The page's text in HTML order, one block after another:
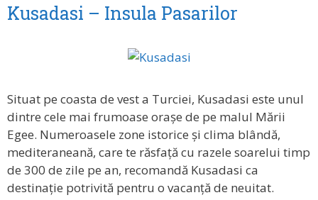
Kusadasi – Insula Pasarilor
Situat pe coasta de vest a Turciei, Kusadasi este unul
dintre cele mai frumoase orașe de pe malul Mării
Egee. Numeroasele zone istorice și clima blândă,
mediteraneană, care te răsfață cu razele soarelui timp
de 300 de zile pe an, recomandă Kusadasi ca
destinație potrivită pentru o vacanță de neuitat.